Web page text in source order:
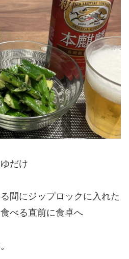
だけ
間にジップロックに入れた
べる直前に食卓へ